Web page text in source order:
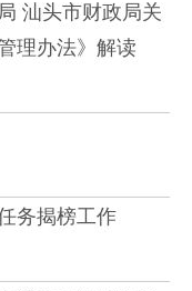
汕头市财政局关
理办法》解读
务揭榜工作